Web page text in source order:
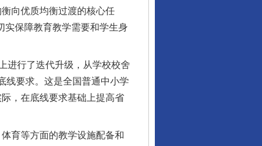
向优质均衡过渡的核心任
实保障教育教学需要和学生身
行了迭代升级，从学校校舍
线要求。这是全国普通中小学
，在底线要求基础上提高省
育等方面的教学设施配备和